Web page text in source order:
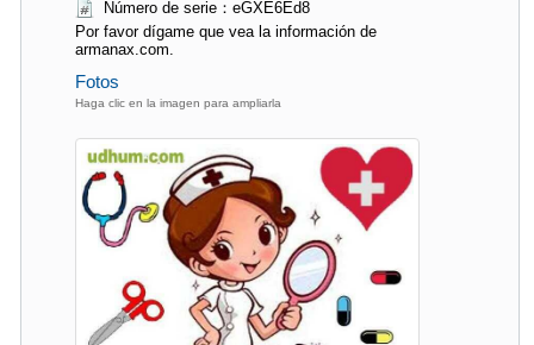
Número de serie：eGXE6Ed8
Por favor dígame que vea la información de
armanax.com.
Fotos
Haga clic en la imagen para ampliarla